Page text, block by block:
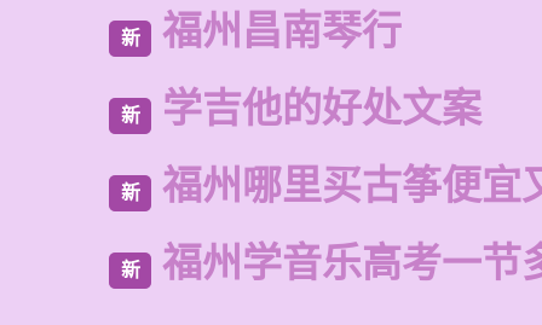
新 福州昌南琴行
新 学吉他的好处文案
新 福州哪里买古筝便宜
新 福州学音乐高考一节